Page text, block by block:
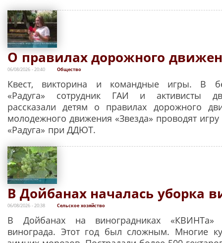
О правилах дорожного
06/08/2026 - 20:40 Общество
Квест, викторина и командные игры. В
«Радуга» сотрудник ГАИ и активисты
рассказали детям о правилах дорожного
молодежного движения «Звезда» проводят игру
«Радуга» при ДДЮТ.
В Дойбанах началась уборка
06/08/2026 - 20:38 Сельское хозяйство
В Дойбанах на виноградниках «КВИНТа»
винограда. Этот год был сложным. Многие